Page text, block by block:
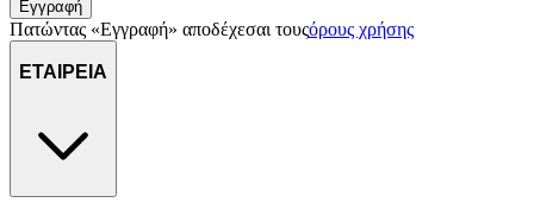
Εγγραφή
Πατώντας «Εγγραφή» αποδέχεσαι τουςόρους χρήσης
ΕΤΑΙΡΕΙΑ